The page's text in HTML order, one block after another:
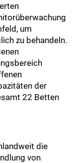
um
zu behandeln.
der
22 Betten
die
von